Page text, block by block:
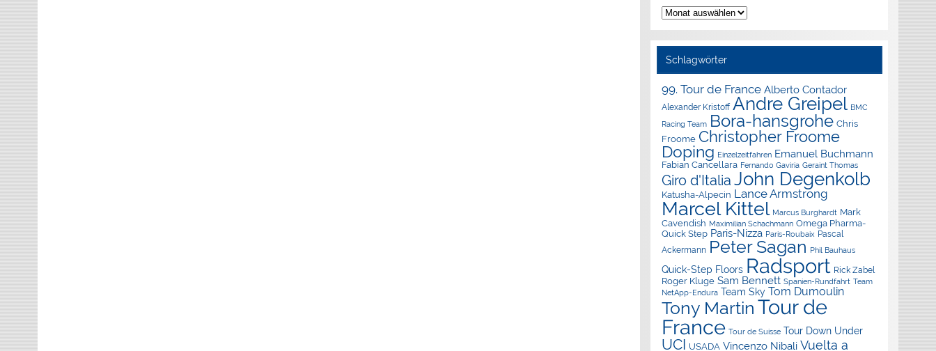
Nachrichten-
Archiv
Schlagwörter
99. Tour de France Alberto Contador
Alexander Kristoff Andre Greipel BMC
Racing Team Bora-hansgrohe Chris
Froome Christopher Froome
Doping Einzelzeitfahren Emanuel Buchmann
Fabian Cancellara Fernando Gaviria Geraint Thomas
Giro d'Italia John Degenkolb
Katusha-Alpecin Lance Armstrong
Marcel Kittel Marcus Burghardt Mark
Cavendish Maximilian Schachmann Omega Pharma-
Quick Step Paris-Nizza Paris-Roubaix Pascal
Ackermann Peter Sagan Phil Bauhaus
Quick-Step Floors Radsport Rick Zabel
Roger Kluge Sam Bennett Spanien-Rundfahrt Team
NetApp-Endura Team Sky Tom Dumoulin
Tony Martin Tour de
France Tour de Suisse Tour Down Under
UCI USADA Vincenzo Nibali Vuelta a